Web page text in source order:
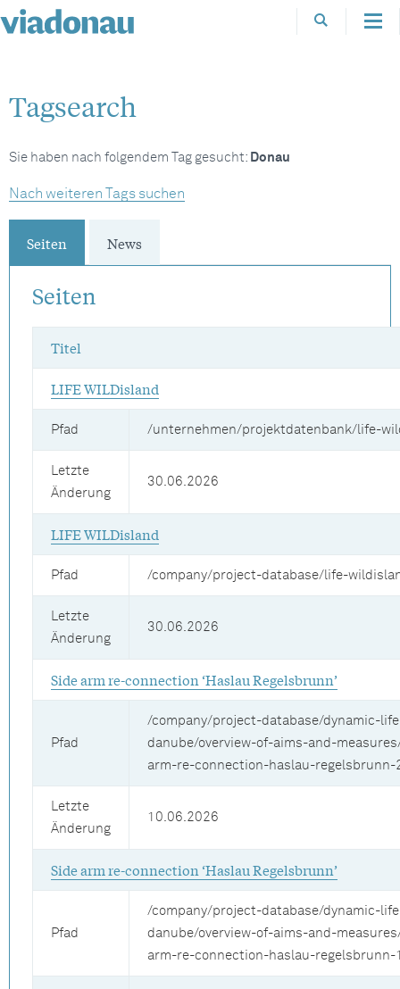
Tagsearch
Sie haben nach folgendem Tag gesucht: Donau
Nach weiteren Tags suchen
Seiten News
Seiten
Titel
LIFE WILDisland
Pfad /unternehmen/projektdatenbank/life-
Letzte
Änderung
30.06.2026
LIFE WILDisland
Pfad /company/project-database/life-
Letzte
Änderung
30.06.2026
Side arm re-connection ‘Haslau Regelsbrunn’
Pfad
/company/project-database/dynamic-
danube/overview-of-aims-and-
arm-re-connection-haslau-regelsbrunn-
Letzte
Änderung
10.06.2026
Side arm re-connection ‘Haslau Regelsbrunn’
Pfad
/company/project-database/dynamic-
danube/overview-of-aims-and-
arm-re-connection-haslau-regelsbrunn-